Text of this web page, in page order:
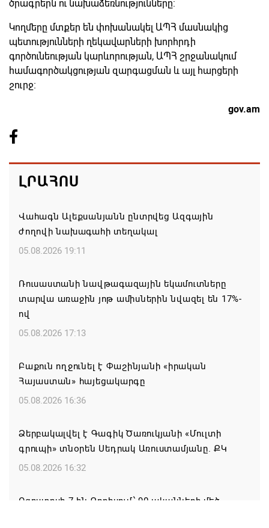
ծրագրերն ու նախաձեռնությունները:
Կողմերը մտքեր են փոխանակել ԱՊՀ մասնակից
պետությունների ղեկավարների խորհրդի
գործունեության կարևորության, ԱՊՀ շրջանակում
համագործակցության զարգացման և այլ հարցերի
շուրջ։
gov.am
ԼՐԱՀՈՍ
Վահագն Ալեքսանյանն ընտրվեց Ազգային
ժողովի նախագահի տեղակալ
05.08.2026 19:11
Ռուսաստանի նավթագազային եկամուտները
տարվա առաջին յոթ ամիսներին նվազել են 17%-
ով
05.08.2026 17:13
Բաքուն ողջունել է Փաշինյանի «իրական
Հայաստան» հայեցակարգը
05.08.2026 16:36
Ձերբակալվել է Գագիկ Ծառուկյանի «Մուլտի
գրուպի» տնօրեն Սեդրակ Առուստամյանը. ՔԿ
05.08.2026 16:32
Օգոստոսի 7-ին Գորիսում՝ 90-ականների մեծ